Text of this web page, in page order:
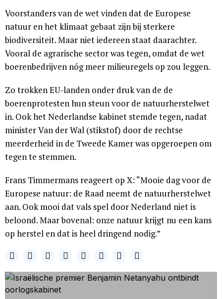
Voorstanders van de wet vinden dat de Europese
natuur en het klimaat gebaat zijn bij sterkere
biodiversiteit. Maar niet iedereen staat daarachter.
Vooral de agrarische sector was tegen, omdat de wet
boerenbedrijven nóg meer milieuregels op zou leggen.
Zo trokken EU-landen onder druk van de de
boerenprotesten hun steun voor de natuurherstelwet
in. Ook het Nederlandse kabinet stemde tegen, nadat
minister Van der Wal (stikstof) door de rechtse
meerderheid in de Tweede Kamer was opgeroepen om
tegen te stemmen.
Frans Timmermans reageert op X: “Mooie dag voor de
Europese natuur: de Raad neemt de natuurherstelwet
aan. Ook mooi dat vals spel door Nederland niet is
beloond. Maar bovenal: onze natuur krijgt nu een kans
op herstel en dat is heel dringend nodig.”